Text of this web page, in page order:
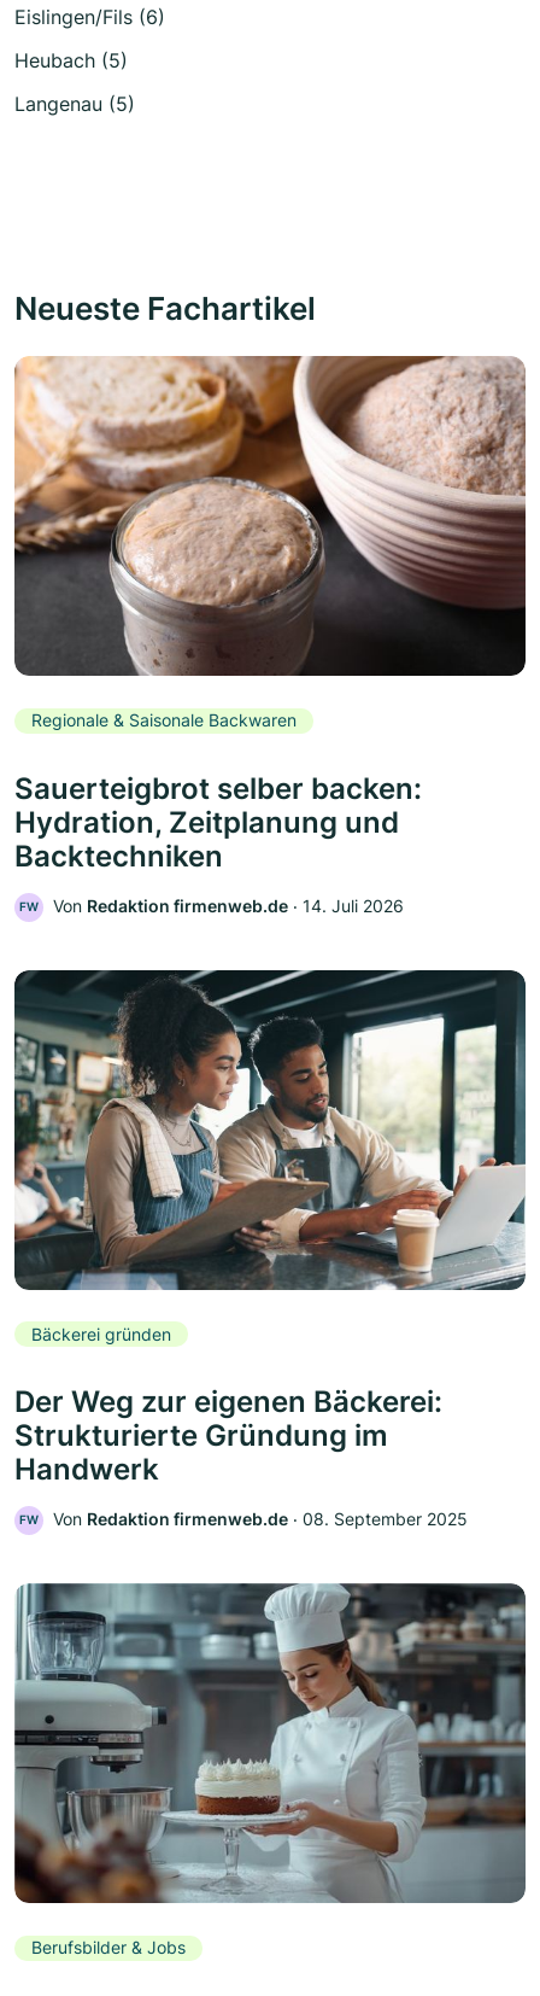
Eislingen/Fils (6)
Heubach (5)
Langenau (5)
Neueste Fachartikel
Regionale & Saisonale Backwaren
Sauerteigbrot selber backen:
Hydration, Zeitplanung und
Backtechniken
FW Von Redaktion firmenweb.de ‧ 14. Juli 2026
Bäckerei gründen
Der Weg zur eigenen Bäckerei:
Strukturierte Gründung im
Handwerk
FW Von Redaktion firmenweb.de ‧ 08. September 2025
Berufsbilder & Jobs